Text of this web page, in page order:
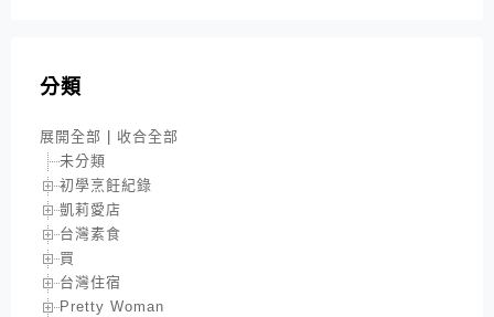
分類
展開全部
收合全部
未分類
初學烹飪紀錄
凱莉愛店
台灣素食
買
台灣住宿
Pretty Woman